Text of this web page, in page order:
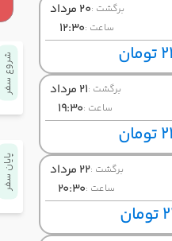
برگشت :20 مرداد
ساعت :12:30
برگشت :21 مرداد
ساعت :19:30
برگشت :22 مرداد
ساعت :20:30
شروع سفر
پایان سفر